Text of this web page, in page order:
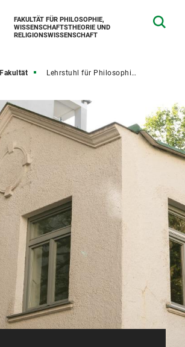
FAKULTÄT FÜR PHILOSOPHIE,
WISSENSCHAFTSTHEORIE UND
RELIGIONSWISSENSCHAFT
Fakultät Lehrstuhl für Philosophie und Politische Theorie